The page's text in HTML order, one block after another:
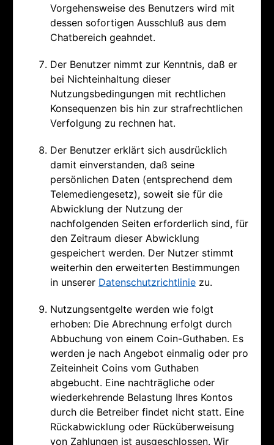
Vorgehensweise des Benutzers wird mit
dessen sofortigen Ausschluß aus dem
Chatbereich geahndet.
Der Benutzer nimmt zur Kenntnis, daß er
bei Nichteinhaltung dieser
Nutzungsbedingungen mit rechtlichen
Konsequenzen bis hin zur strafrechtlichen
Verfolgung zu rechnen hat.
Der Benutzer erklärt sich ausdrücklich
damit einverstanden, daß seine
persönlichen Daten (entsprechend dem
Telemediengesetz), soweit sie für die
Abwicklung der Nutzung der
nachfolgenden Seiten erforderlich sind, für
den Zeitraum dieser Abwicklung
gespeichert werden. Der Nutzer stimmt
weiterhin den erweiterten Bestimmungen
in unserer Datenschutzrichtlinie zu.
Nutzungsentgelte werden wie folgt
erhoben: Die Abrechnung erfolgt durch
Abbuchung von einem Coin-Guthaben. Es
werden je nach Angebot einmalig oder pro
Zeiteinheit Coins vom Guthaben
abgebucht. Eine nachträgliche oder
wiederkehrende Belastung Ihres Kontos
durch die Betreiber findet nicht statt. Eine
Rückabwicklung oder Rücküberweisung
von Zahlungen ist ausgeschlossen. Wir